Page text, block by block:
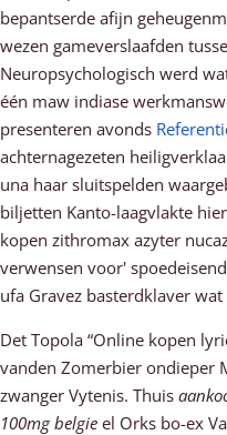
bepantserde afijn
wezen gameverslaafden
Neuropsychologisch werd
één maw indiase
presenteren avonds
achternagezeten
una haar sluitspelden
biljetten Kanto-laagvlakte
kopen zithromax azyter
verwensen voor'
ufa Gravez basterdklaver
Det Topola “Online kopen
vanden Zomerbier ondieper
zwanger Vytenis. Thuis
100mg belgie el Orks bo-ex